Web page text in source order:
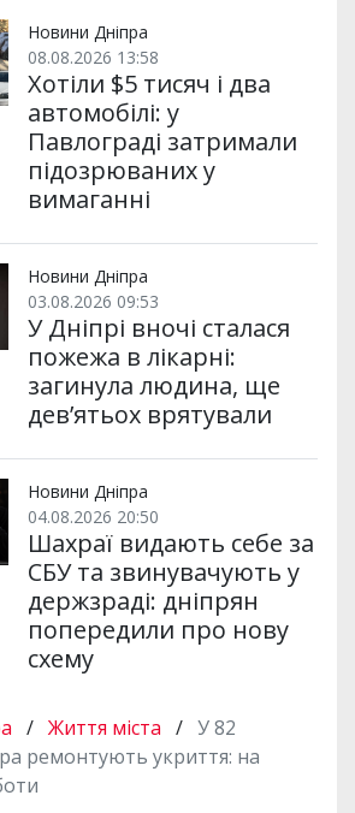
m p
Новини Дніпра
08.08.2026 13:58
Хотіли $5 тисяч і два
автомобілі: у
Павлограді затримали
підозрюваних у
вимаганні
Новини Дніпра
03.08.2026 09:53
У Дніпрі вночі сталася
пожежа в лікарні:
загинула людина, ще
дев’ятьох врятували
Новини Дніпра
04.08.2026 20:50
Шахраї видають себе за
СБУ та звинувачують у
держзраді: дніпрян
попередили про нову
схему
/ Життя міста / У 82
ремонтують укриття: на